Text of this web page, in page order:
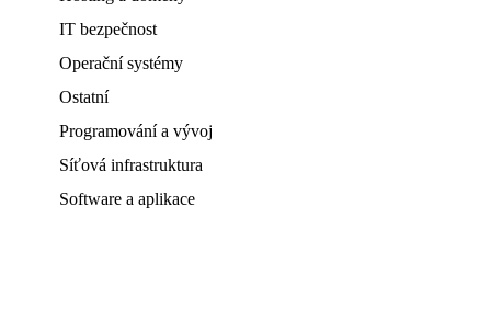
IT bezpečnost
Operační systémy
Ostatní
Programování a vývoj
Síťová infrastruktura
Software a aplikace